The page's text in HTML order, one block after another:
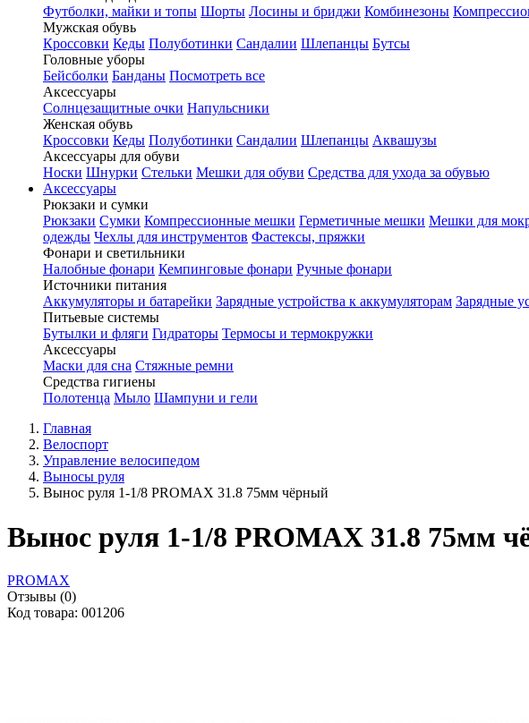
Футболки, майки и топы Шорты Лосины и бриджи Комбинезоны
Мужская обувь
Кроссовки Кеды Полуботинки Сандалии Шлепанцы Бутсы
Головные уборы
Бейсболки Банданы Посмотреть все
Аксессуары
Солнцезащитные очки Напульсники
Женская обувь
Кроссовки Кеды Полуботинки Сандалии Шлепанцы Аквашузы
Аксессуары для обуви
Носки Шнурки Стельки Мешки для обуви Средства для ухода за обувью
Аксессуары
Рюкзаки и сумки
Рюкзаки Сумки Компрессионные мешки Герметичные мешки Мешки для
одежды Чехлы для инструментов Фастексы, пряжки
Фонари и светильники
Налобные фонари Кемпинговые фонари Ручные фонари
Источники питания
Аккумуляторы и батарейки Зарядные устройства к аккумуляторам Зарядные
Питьевые системы
Бутылки и фляги Гидраторы Термосы и термокружки
Аксессуары
Маски для сна Стяжные ремни
Средства гигиены
Полотенца Мыло Шампуни и гели
Главная
Велоспорт
Управление велосипедом
Выносы руля
Вынос руля 1-1/8 PROMAX 31.8 75мм чёрный
Вынос руля 1-1/8 PROMAX 31.8 75мм
PROMAX
Отзывы (0)
Код товара: 001206